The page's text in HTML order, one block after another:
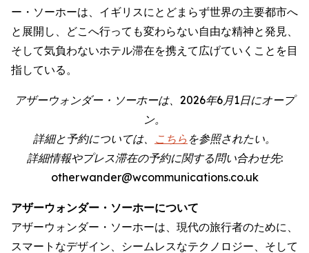
ー・ソーホーは、イギリスにとどまらず世界の主要都市へ
と展開し、どこへ行っても変わらない自由な精神と発見、
そして気負わないホテル滞在を携えて広げていくことを目
指している。
アザーウォンダー・ソーホーは、2026年6月1日にオープ
ン。
詳細と予約については、 こちら を参照されたい。
詳細情報やプレス滞在の予約に関する問い合わせ先:
otherwander@wcommunications.co.uk
アザーウォンダー・ソーホーについて
アザーウォンダー・ソーホーは、現代の旅行者のために、
スマートなデザイン、シームレスなテクノロジー、そして